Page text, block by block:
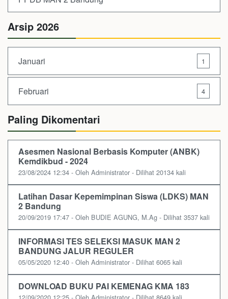
Arsip 2026
Januari 1
Februari 4
Paling Dikomentari
Asesmen Nasional Berbasis Komputer (ANBK)
Kemdikbud - 2024
23/08/2024 12:34 - Oleh Administrator - Dilihat 20134 kali
Latihan Dasar Kepemimpinan Siswa (LDKS) MAN
2 Bandung
20/09/2019 17:47 - Oleh BUDIE AGUNG, M.Ag - Dilihat 3537 kali
INFORMASI TES SELEKSI MASUK MAN 2
BANDUNG JALUR REGULER
05/05/2020 12:40 - Oleh Administrator - Dilihat 6065 kali
DOWNLOAD BUKU PAI KEMENAG KMA 183